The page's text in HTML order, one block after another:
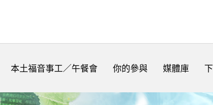
本土福音事工／午餐會 你的參與 媒體庫